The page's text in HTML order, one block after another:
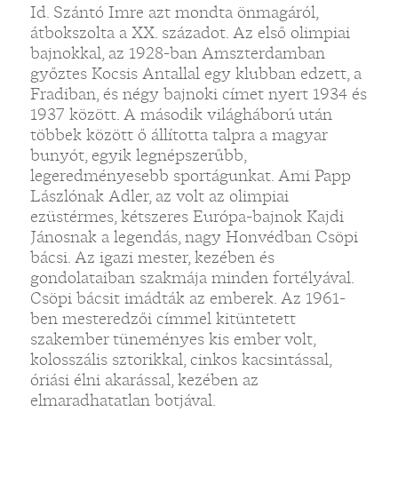
Id. Szántó Imre azt mondta önmagáról,
átbokszolta a XX. századot. Az első olimpiai
bajnokkal, az 1928-ban Amszterdamban
győztes Kocsis Antallal egy klubban edzett, a
Fradiban, és négy bajnoki címet nyert 1934 és
1937 között. A második világháború után
többek között ő állította talpra a magyar
bunyót, egyik legnépszerűbb,
legeredményesebb sportágunkat. Ami Papp
Lászlónak Adler, az volt az olimpiai
ezüstérmes, kétszeres Európa-bajnok Kajdi
Jánosnak a legendás, nagy Honvédban Csöpi
bácsi. Az igazi mester, kezében és
gondolataiban szakmája minden fortélyával.
Csöpi bácsit imádták az emberek. Az 1961-
ben mesteredzői címmel kitüntetett
szakember tüneményes kis ember volt,
kolosszális sztorikkal, cinkos kacsintással,
óriási élni akarással, kezében az
elmaradhatatlan botjával.